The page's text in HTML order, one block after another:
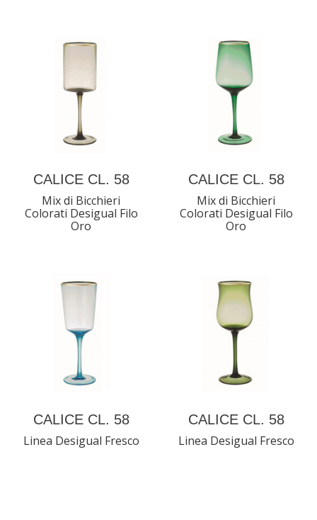
CALICE CL. 58
Mix di Bicchieri
Colorati Desigual Filo
Oro
CALICE CL. 58
Mix di Bicchieri
Colorati Desigual Filo
Oro
CALICE CL. 58
Linea Desigual Fresco
CALICE CL. 58
Linea Desigual Fresco